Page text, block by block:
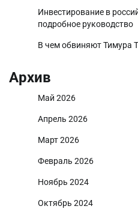
Инвестирование в
подробное руководство
В чем обвиняют Тимура
Архив
Май 2026
Апрель 2026
Март 2026
Февраль 2026
Ноябрь 2024
Октябрь 2024